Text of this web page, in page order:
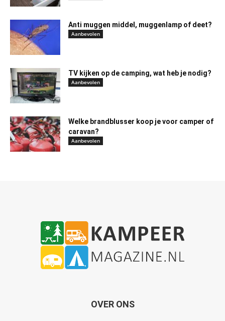
Anti muggen middel, muggenlamp of deet?
Aanbevolen
TV kijken op de camping, wat heb je nodig?
Aanbevolen
Welke brandblusser koop je voor camper of
caravan?
Aanbevolen
OVER ONS